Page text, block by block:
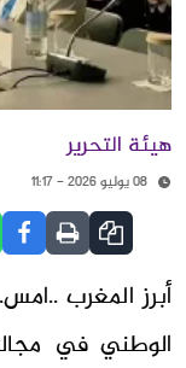
هيئة التحرير
08 يوليو 2026 - 11:17
أبرز المغرب
الوطني في